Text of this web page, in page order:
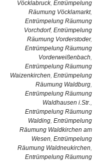
Vöcklabruck, Entrümpelung
Räumung Vöcklamarkt,
Entrümpelung Räumung
Vorchdorf, Entrümpelung
Räumung Vorderstoder,
Entrümpelung Räumung
Vorderweißenbach,
Entrümpelung Räumung
Waizenkirchen, Entrümpelung
Räumung Waldburg,
Entrümpelung Räumung
Waldhausen i.Str.,
Entrümpelung Räumung
Walding, Entrümpelung
Räumung Waldkirchen am
Wesen, Entrümpelung
Räumung Waldneukirchen,
Entrümpelung Räumung